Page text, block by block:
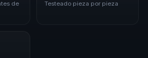
de
Testeado pieza por pieza